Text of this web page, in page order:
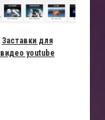
Заставки для
видео youtube